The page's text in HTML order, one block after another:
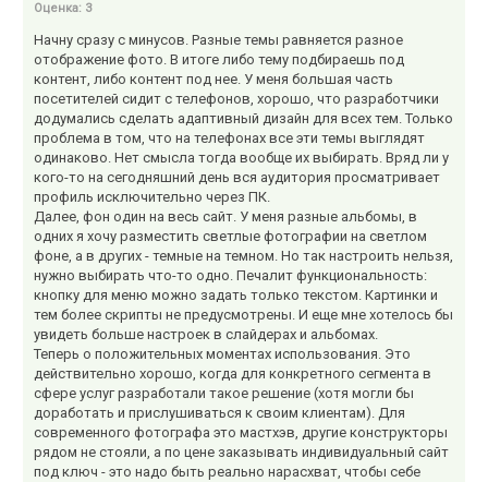
Оценка: 3
Начну сразу с минусов. Разные темы равняется разное
отображение фото. В итоге либо тему подбираешь под
контент, либо контент под нее. У меня большая часть
посетителей сидит с телефонов, хорошо, что разработчики
додумались сделать адаптивный дизайн для всех тем. Только
проблема в том, что на телефонах все эти темы выглядят
одинаково. Нет смысла тогда вообще их выбирать. Вряд ли у
кого-то на сегодняшний день вся аудитория просматривает
профиль исключительно через ПК.
Далее, фон один на весь сайт. У меня разные альбомы, в
одних я хочу разместить светлые фотографии на светлом
фоне, а в других - темные на темном. Но так настроить нельзя,
нужно выбирать что-то одно. Печалит функциональность:
кнопку для меню можно задать только текстом. Картинки и
тем более скрипты не предусмотрены. И еще мне хотелось бы
увидеть больше настроек в слайдерах и альбомах.
Теперь о положительных моментах использования. Это
действительно хорошо, когда для конкретного сегмента в
сфере услуг разработали такое решение (хотя могли бы
доработать и прислушиваться к своим клиентам). Для
современного фотографа это мастхэв, другие конструкторы
рядом не стояли, а по цене заказывать индивидуальный сайт
под ключ - это надо быть реально нарасхват, чтобы себе